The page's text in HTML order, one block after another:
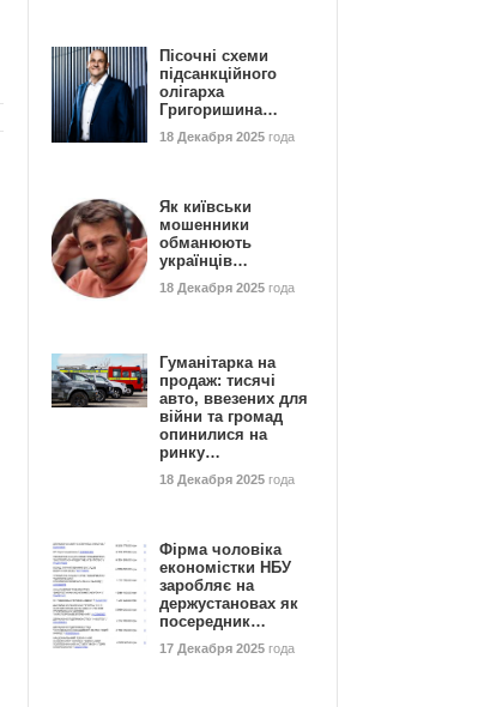
Пісочні схеми
підсанкційного
олігарха
Григоришина…
18 Декабря 2025 года
Як київськи
мошенники
обманюють
українців…
18 Декабря 2025 года
Гуманітарка на
продаж: тисячі
авто, ввезених для
війни та громад
опинилися на
ринку…
18 Декабря 2025 года
Фірма чоловіка
економістки НБУ
заробляє на
держустановах як
посередник…
17 Декабря 2025 года